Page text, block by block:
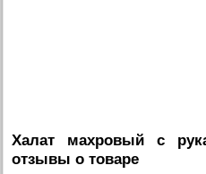
Халат махровый с
отзывы о товаре